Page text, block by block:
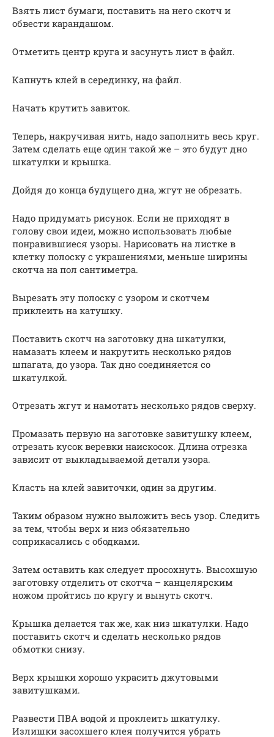
Взять лист бумаги, поставить на него скотч и
обвести карандашом.
Отметить центр круга и засунуть лист в файл.
Капнуть клей в серединку, на файл.
Начать крутить завиток.
Теперь, накручивая нить, надо заполнить весь круг.
Затем сделать еще один такой же – это будут дно
шкатулки и крышка.
Дойдя до конца будущего дна, жгут не обрезать.
Надо придумать рисунок. Если не приходят в
голову свои идеи, можно использовать любые
понравившиеся узоры. Нарисовать на листке в
клетку полоску с украшениями, меньше ширины
скотча на пол сантиметра.
Вырезать эту полоску с узором и скотчем
приклеить на катушку.
Поставить скотч на заготовку дна шкатулки,
намазать клеем и накрутить несколько рядов
шпагата, до узора. Так дно соединяется со
шкатулкой.
Отрезать жгут и намотать несколько рядов сверху.
Промазать первую на заготовке завитушку клеем,
отрезать кусок веревки наискосок. Длина отрезка
зависит от выкладываемой детали узора.
Класть на клей завиточки, один за другим.
Таким образом нужно выложить весь узор. Следить
за тем, чтобы верх и низ обязательно
соприкасались с ободками.
Затем оставить как следует просохнуть. Высохшую
заготовку отделить от скотча – канцелярским
ножом пройтись по кругу и вынуть скотч.
Крышка делается так же, как низ шкатулки. Надо
поставить скотч и сделать несколько рядов
обмотки снизу.
Верх крышки хорошо украсить джутовыми
завитушками.
Развести ПВА водой и проклеить шкатулку.
Излишки засохшего клея получится убрать